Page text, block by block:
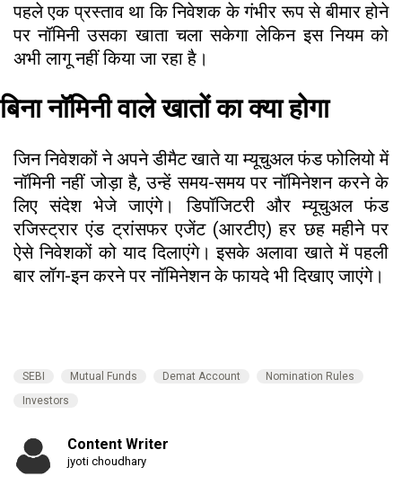
पहले एक प्रस्ताव था कि निवेशक के गंभीर रूप से बीमार होने
पर नॉमिनी उसका खाता चला सकेगा लेकिन इस नियम को
अभी लागू नहीं किया जा रहा है।
बिना नॉमिनी वाले खातों का क्या होगा
जिन निवेशकों ने अपने डीमैट खाते या म्यूचुअल फंड फोलियो में
नॉमिनी नहीं जोड़ा है, उन्हें समय-समय पर नॉमिनेशन करने के
लिए संदेश भेजे जाएंगे। डिपॉजिटरी और म्यूचुअल फंड
रजिस्ट्रार एंड ट्रांसफर एजेंट (आरटीए) हर छह महीने पर
ऐसे निवेशकों को याद दिलाएंगे। इसके अलावा खाते में पहली
बार लॉग-इन करने पर नॉमिनेशन के फायदे भी दिखाए जाएंगे।
SEBI Mutual Funds Demat Account
Nomination Rules
Investors
Content Writer
jyoti choudhary